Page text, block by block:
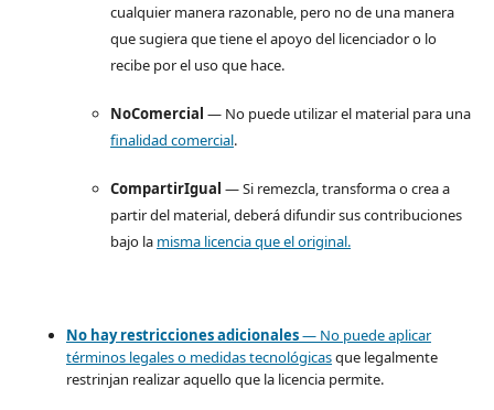
cualquier manera razonable, pero no de una manera
que sugiera que tiene el apoyo del licenciador o lo
recibe por el uso que hace.
NoComercial — No puede utilizar el material para una
finalidad comercial.
CompartirIgual — Si remezcla, transforma o crea a
partir del material, deberá difundir sus contribuciones
bajo la misma licencia que el original.
No hay restricciones adicionales— No puede aplicar
términos legales o medidas tecnológicasque legalmente
restrinjan realizar aquello que la licencia permite.